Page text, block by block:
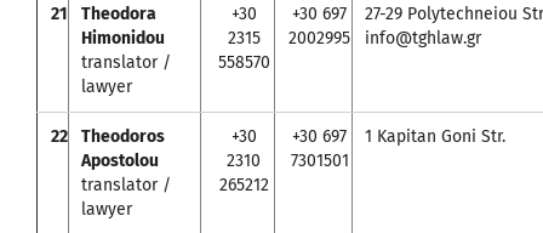
21
Theodora
Himonidou
translator /
lawyer
+30
2315
558570
+30 697
2002995
27-29 Polytechneiou
info@tghlaw.gr
22
Theodoros
Apostolou
translator /
lawyer
+30
2310
265212
+30 697
7301501
1 Kapitan Goni Str.